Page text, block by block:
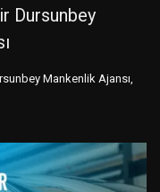
Dursunbey
Mankenlik Ajansı,